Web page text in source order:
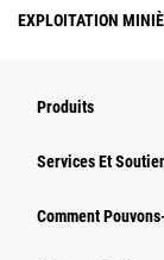
EXPLOITATION
Produits
Services Et
Comment